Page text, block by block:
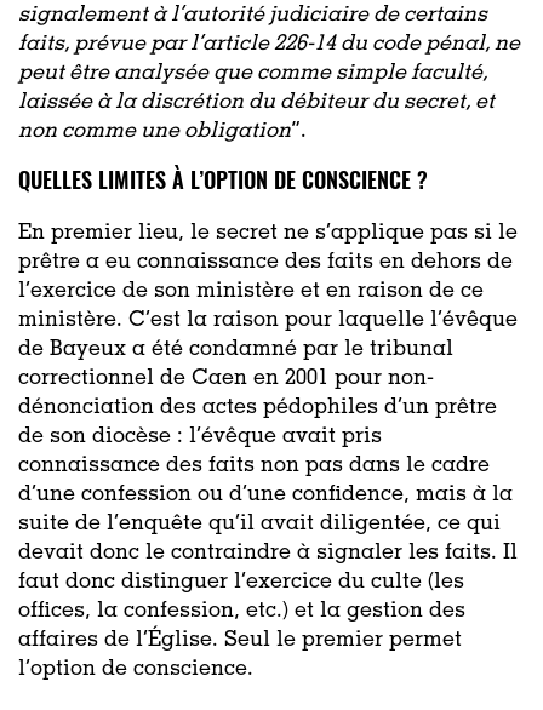
signalement à l’autorité judiciaire de certains
faits, prévue par l’article 226-14 du code pénal, ne
peut être analysée que comme simple faculté,
laissée à la discrétion du débiteur du secret, et
non comme une obligation”.
QUELLES LIMITES À L’OPTION DE CONSCIENCE ?
En premier lieu, le secret ne s’applique pas si le
prêtre a eu connaissance des faits en dehors de
l’exercice de son ministère et en raison de ce
ministère. C’est la raison pour laquelle l’évêque
de Bayeux a été condamné par le tribunal
correctionnel de Caen en 2001 pour non-
dénonciation des actes pédophiles d’un prêtre
de son diocèse : l’évêque avait pris
connaissance des faits non pas dans le cadre
d’une confession ou d’une confidence, mais à la
suite de l’enquête qu’il avait diligentée, ce qui
devait donc le contraindre à signaler les faits. Il
faut donc distinguer l’exercice du culte (les
offices, la confession, etc.) et la gestion des
affaires de l’Église. Seul le premier permet
l’option de conscience.